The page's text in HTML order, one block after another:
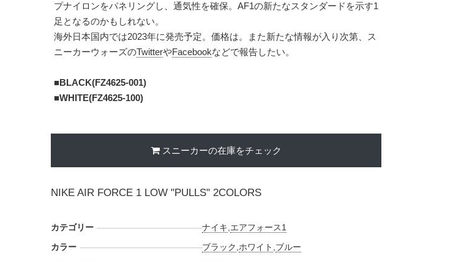
プナイロンをパネリングし、通気性を確保。AF1の新たなスタンダードを示す1
足となるのかもしれない。
海外日本国内では2023年に発売予定。価格は。また新たな情報が入り次第、ス
ニーカーウォーズのTwitterやFacebookなどで報告したい。
■BLACK(FZ4625-001)
■WHITE(FZ4625-100)
スニーカーの在庫をチェック
NIKE AIR FORCE 1 LOW "PULLS" 2COLORS
カテゴリー ナイキ エアフォース1
カラー
ブラック ホワイト ブルー